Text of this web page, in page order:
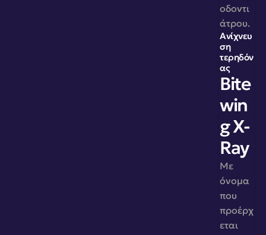
οδοντι
άτρου.
Ανίχνευ
ση
τερηδόν
ας
Bite
win
g X-
Ray
Με
όνομα
που
προέρχ
εται